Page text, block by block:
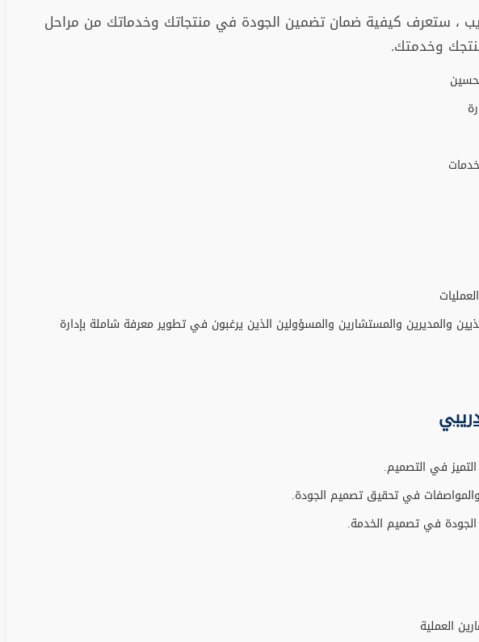
، ستعرف كيفية ضمان تضمين الجودة في منتجاتك وخدماتك من مراحل
وخدمتك.
والمديرين والمستشارين والمسؤولين الذين يرغبون في تطوير معرفة شاملة بإدارة
في التصميم.
والمواصفات في تحقيق تصميم الجودة.
الجودة في تصميم الخدمة.
العملية